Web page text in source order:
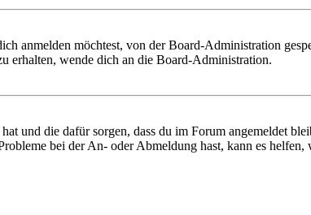
anmelden möchtest, von der Board-Administration
erhalten, wende dich an die Board-Administration.
und die dafür sorgen, dass du im Forum angemeldet
bei der An- oder Abmeldung hast, kann es